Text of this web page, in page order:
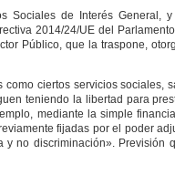
Sociales de Interés
2014/24/UE del
Público, que la traspone,
ciertos servicios
teniendo la libertad para
mediante la simple
fijadas por el poder
no discriminación».